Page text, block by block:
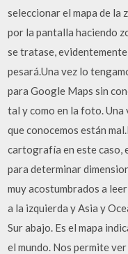
seleccionar el mapa de la
por la pantalla haciendo
se tratase, evidentemente
pesará.Una vez lo
para Google Maps sin
tal y como en la foto. Una
que conocemos están
cartografía en este caso,
para determinar
muy acostumbrados a
a la izquierda y Asia y
Sur abajo. Es el mapa
el mundo. Nos permite